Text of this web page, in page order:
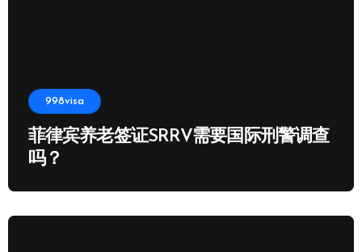
998visa
菲律宾养老签证SRRV需要国际刑警调查
吗？